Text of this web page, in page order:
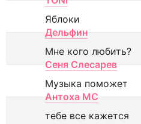
Яблоки
Дельфин
Мне кого любить?
Сеня Слесарев
Музыка поможет
Антоха МС
тебе все кажется